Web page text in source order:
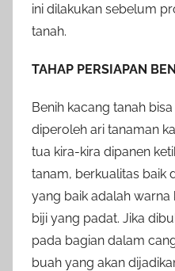
ini dilakukan sebelum
tanah.
TAHAP PERSIAPAN
Benih kacang tanah
diperoleh ari tanaman
tua kira-kira dipanen
tanam, berkualitas baik
yang baik adalah
biji yang padat. Jika
pada bagian dalam
buah yang akan